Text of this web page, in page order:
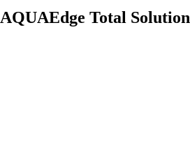
AQUAEdge Total Solution